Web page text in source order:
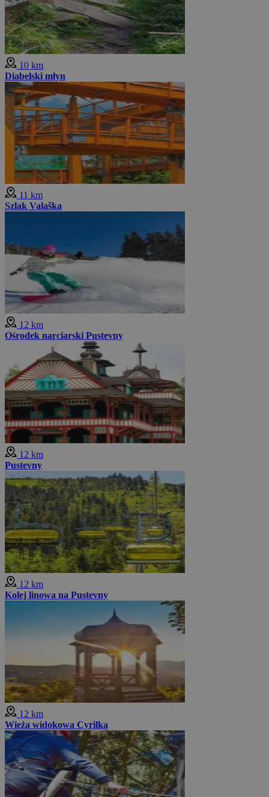
10 km
Diabelski młyn
11 km
Szlak Valaška
12 km
Ośrodek narciarski Pustevny
12 km
Pustevny
12 km
Kolej linowa na Pustevny
12 km
Wieża widokowa Cyrilka